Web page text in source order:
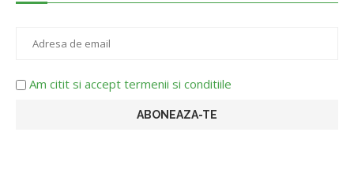
Am citit si accept termenii si conditiile